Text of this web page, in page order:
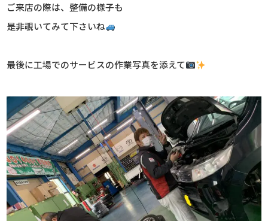
ご来店の際は、整備の様子も
是非覗いてみて下さいね
最後に工場でのサービスの作業写真を添えて